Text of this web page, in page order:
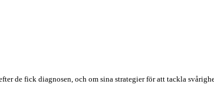
de fick diagnosen, och om sina strategier för att tackla